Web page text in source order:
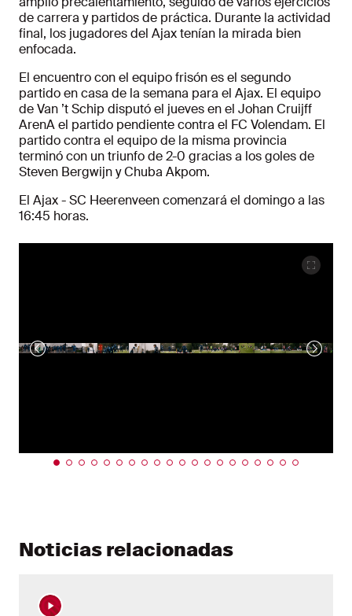
de carrera y partidos de práctica. Durante la actividad
final, los jugadores del Ajax tenían la mirada bien
enfocada.
El encuentro con el equipo frisón es el segundo
partido en casa de la semana para el Ajax. El equipo
de Van ’t Schip disputó el jueves en el Johan Cruijff
ArenA el partido pendiente contra el FC Volendam. El
partido contra el equipo de la misma provincia
terminó con un triunfo de 2-0 gracias a los goles de
Steven Bergwijn y Chuba Akpom.
El Ajax - SC Heerenveen comenzará el domingo a las
16:45 horas.
Noticias relacionadas